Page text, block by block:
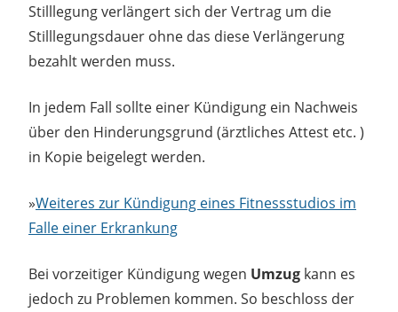
Stilllegung verlängert sich der Vertrag um die
Stilllegungsdauer ohne das diese Verlängerung
bezahlt werden muss.
In jedem Fall sollte einer Kündigung ein Nachweis
über den Hinderungsgrund (ärztliches Attest etc. )
in Kopie beigelegt werden.
»Weiteres zur Kündigung eines Fitnessstudios im
Falle einer Erkrankung
Bei vorzeitiger Kündigung wegen Umzug kann es
jedoch zu Problemen kommen. So beschloss der